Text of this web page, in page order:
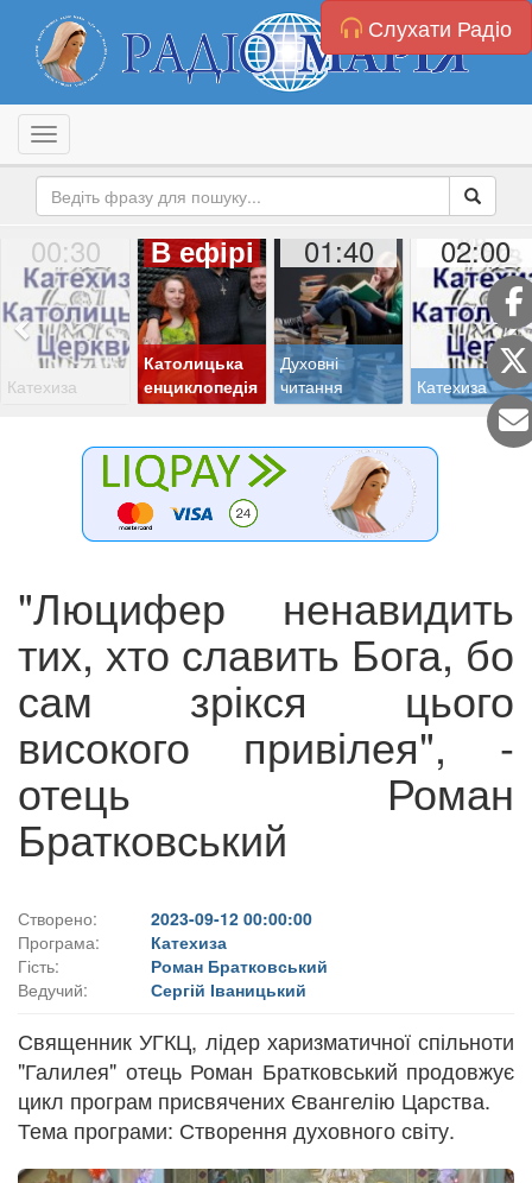
Слухати Радіо
Toggle navigation
00:30
Катехиза
В ефірі
Католицька
енциклопедія
01:40
Духовні
читання
02:00
Катехиза
"Люцифер ненавидить
тих, хто славить Бога, бо
сам зрікся цього
високого привілея", -
отець Роман
Братковський
Створено:
2023-09-12 00:00:00
Програма:
Катехиза
Гість:
Роман Братковський
Ведучий:
Сергій Іваницький
Священник УГКЦ, лідер харизматичної спільноти
"Галилея" отець Роман Братковський продовжує
цикл програм присвячених Євангелію Царства.
Тема програми: Створення духовного світу.